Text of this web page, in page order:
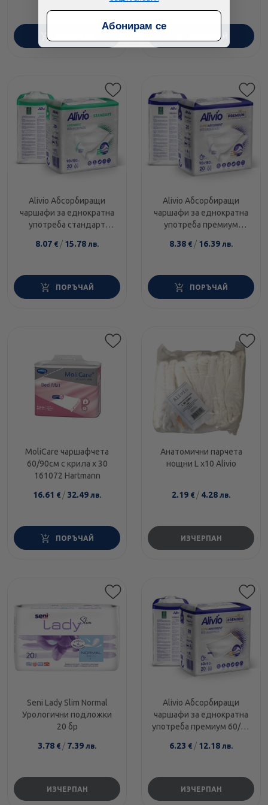
ПОРЪЧАЙ
Alivio Абсорбиращи
чаршафи за еднократна
употреба стандарт
8.07 € / 15.78 лв.
ПОРЪЧАЙ
Alivio Абсорбиращи
чаршафи за еднократна
употреба премиум
8.38 € / 16.39 лв.
ПОРЪЧАЙ
MoliCare чаршафчета
60/90см с крила х 30
161072 Hartmann
16.61 € / 32.49 лв.
ПОРЪЧАЙ
Анатомични парчета
нощни L x10 Alivio
2.19 € / 4.28 лв.
ИЗЧЕРПАН
Seni Lady Slim Normal
Урологични подложки
20 бр
3.78 € / 7.39 лв.
ИЗЧЕРПАН
Alivio Абсорбиращи
чаршафи за еднократна
употреба премиум 60/90
6.23 € / 12.18 лв.
ИЗЧЕРПАН
Абонирам се